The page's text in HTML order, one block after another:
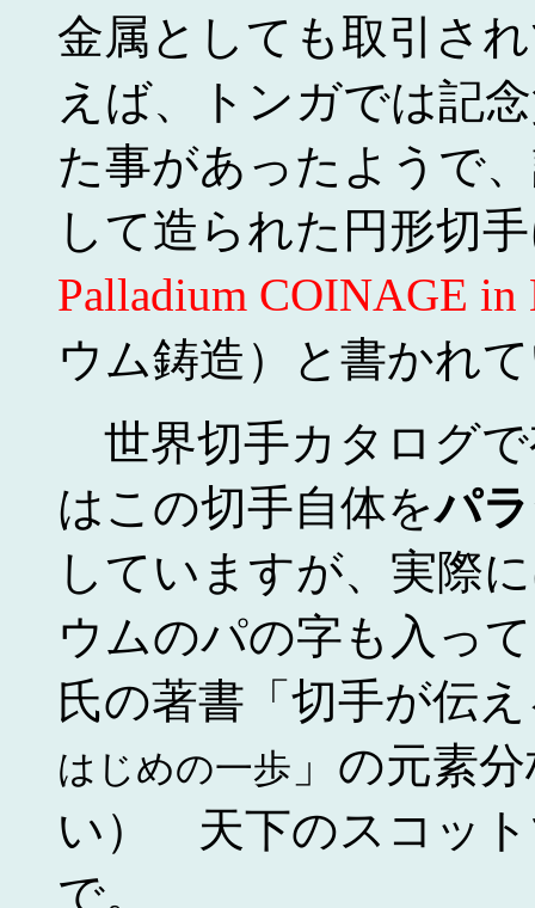
金属としても取引さ
えば、トンガでは記
た事があったようで
して造られた円形切
Palladium COINAGE in
ウム鋳造）と書かれ
世界切手カタログ
はこの切手自体をパ
していますが、実際
ウムのパの字も入っ
氏の著書「切手が伝
はじめの一歩 」の元素
い） 天下のスコット
で。